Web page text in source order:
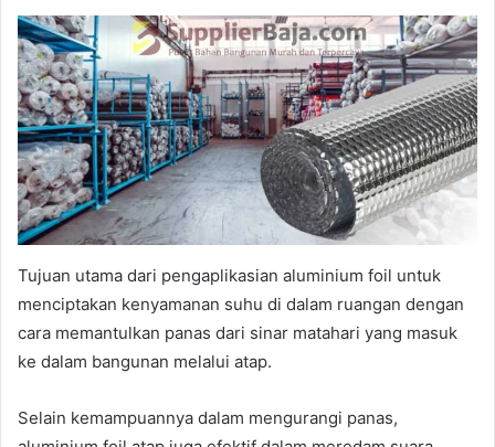
Tujuan utama dari pengaplikasian aluminium foil untuk
menciptakan kenyamanan suhu di dalam ruangan dengan
cara memantulkan panas dari sinar matahari yang masuk
ke dalam bangunan melalui atap.
Selain kemampuannya dalam mengurangi panas,